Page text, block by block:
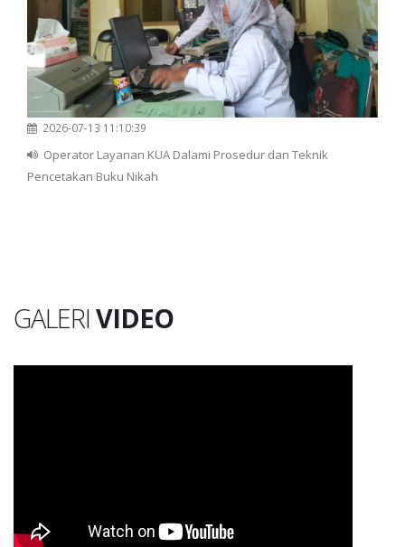
2026-07-13 11:10:39
Operator Layanan KUA Dalami Prosedur dan Teknik
Pencetakan Buku Nikah
GALERIVIDEO